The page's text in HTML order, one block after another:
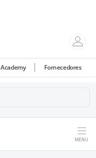
Academy Fornecedores
MENU